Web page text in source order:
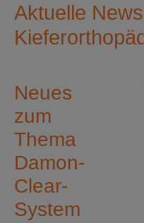
Aktuelle News
Neues
zum
Thema
Damon-
Clear-
System